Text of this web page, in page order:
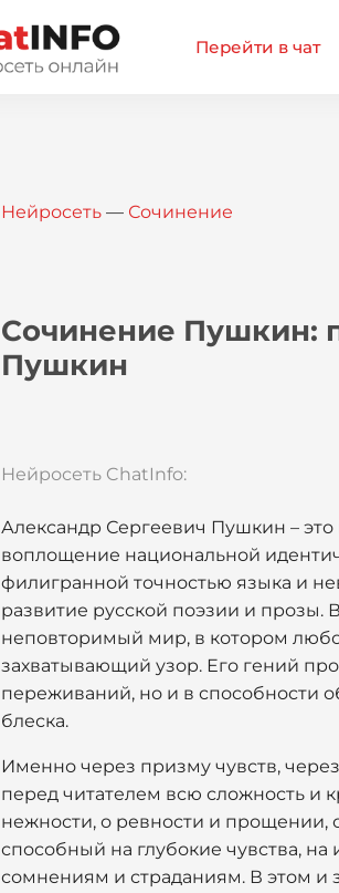
Перейти в чат
Нейросеть — Сочинение
Сочинение Пушкин:
Пушкин
Нейросеть ChatInfo:
Александр Сергеевич Пушкин –
воплощение национальной
филигранной точностью языка и
развитие русской поэзии и прозы.
неповторимый мир, в котором
захватывающий узор. Его гений
переживаний, но и в способности
блеска.
Именно через призму чувств,
перед читателем всю сложность и
нежности, о ревности и прощении,
способный на глубокие чувства,
сомнениям и страданиям. В этом и